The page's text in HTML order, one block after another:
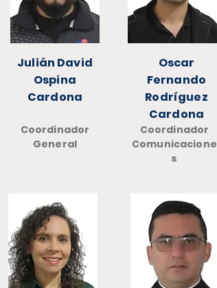
Julián David
Ospina
Cardona
Coordinador
General
Oscar
Fernando
Rodríguez
Cardona
Coordinador
Comunicacione
s